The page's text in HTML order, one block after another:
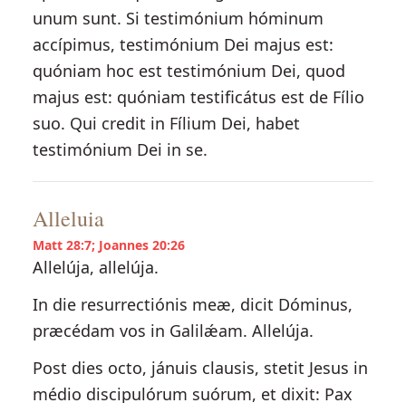
unum sunt. Si testimónium hóminum
accípimus, testimónium Dei majus est:
quóniam hoc est testimónium Dei, quod
majus est: quóniam testificátus est de Fílio
suo. Qui credit in Fílium Dei, habet
testimónium Dei in se.
Alleluia
Matt 28:7; Joannes 20:26
Allelúja, allelúja.
In die resurrectiónis meæ, dicit Dóminus,
præcédam vos in Galilǽam. Allelúja.
Post dies octo, jánuis clausis, stetit Jesus in
médio discipulórum suórum, et dixit: Pax